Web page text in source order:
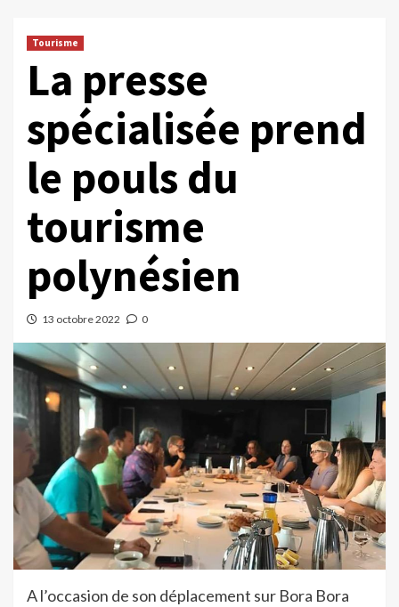
Tourisme
La presse
spécialisée prend
le pouls du
tourisme
polynésien
13 octobre 2022 0
A l’occasion de son déplacement sur Bora Bora